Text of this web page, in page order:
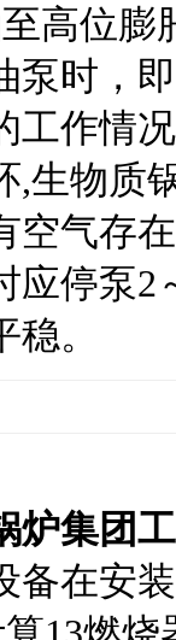
至高位
泵时，
工作情
,生物质
空气存
应停泵
。
炉集团
备在安